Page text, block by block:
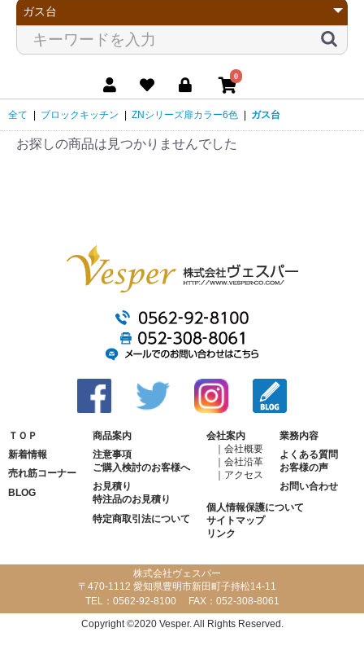
0
全て ブロックキッチン ZNシリーズ扉カラー6色 ガス台
お探しの商品は見つかりませんでした
ＴＯＰ
新着情報
売れ筋コーナー
BLOG
商品案内
注意事項
ご購入検討のお客様へ
お見積り
特注品のお見積り
特定商取引法について
会社案内
会社概要
会社沿革
アクセス
業務内容
よくある質問
お客様の声
お問い合わせ
個人情報保護について
サイトマップ
リンク
株式会社ヴェスパー
〒470-1112 愛知県豊明市新田町子持松14-11
TEL： 0562-92-8100 FAX： 052-308-8061
Copyright ©2020 Vesper. All Rights Reserved.